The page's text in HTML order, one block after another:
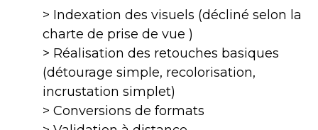
> Indexation des visuels (décliné selon la
charte de prise de vue )
> Réalisation des retouches basiques
(détourage simple, recolorisation,
incrustation simplet)
> Conversions de formats